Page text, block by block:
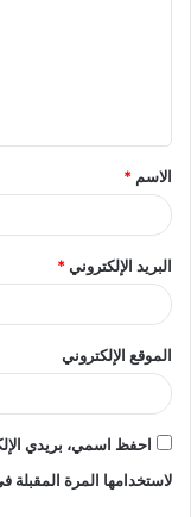
ق
*
الاسم *
البريد الإلكتروني*
الموقع الإلكتروني
احفظ اسمي، بريدي
لاستخدامها المرة المقبلة